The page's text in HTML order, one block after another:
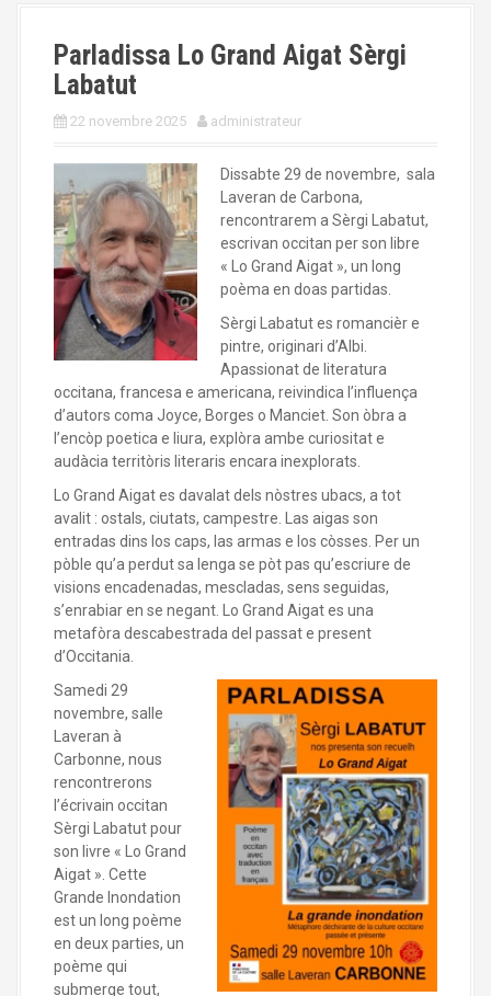
Parladissa Lo Grand Aigat Sèrgi
Labatut
22 novembre 2025 administrateur
Dissabte 29 de novembre, sala
Laveran de Carbona,
rencontrarem a Sèrgi Labatut,
escrivan occitan per son libre
« Lo Grand Aigat », un long
poèma en doas partidas.
Sèrgi Labatut es romancièr e
pintre, originari d’Albi.
Apassionat de literatura
occitana, francesa e americana, reivindica l’influença
d’autors coma Joyce, Borges o Manciet. Son òbra a
l’encòp poetica e liura, explòra ambe curiositat e
audàcia territòris literaris encara inexplorats.
Lo Grand Aigat es davalat dels nòstres ubacs, a tot
avalit : ostals, ciutats, campestre. Las aigas son
entradas dins los caps, las armas e los còsses. Per un
pòble qu’a perdut sa lenga se pòt pas qu’escriure de
visions encadenadas, mescladas, sens seguidas,
s’enrabiar en se negant. Lo Grand Aigat es una
metafòra descabestrada del passat e present
d’Occitania.
Samedi 29
novembre, salle
Laveran à
Carbonne, nous
rencontrerons
l’écrivain occitan
Sèrgi Labatut pour
son livre « Lo Grand
Aigat ». Cette
Grande Inondation
est un long poème
en deux parties, un
poème qui
submerge tout,